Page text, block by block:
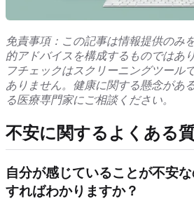
免責事項：この記事は情報提供のみ
的アドバイスを構成するものではあ
フチェックはスクリーニングツール
ありません。健康に関する懸念があ
る医療専門家にご相談ください。
不安に関するよくある
自分が感じていることが不安
すればわかりますか？